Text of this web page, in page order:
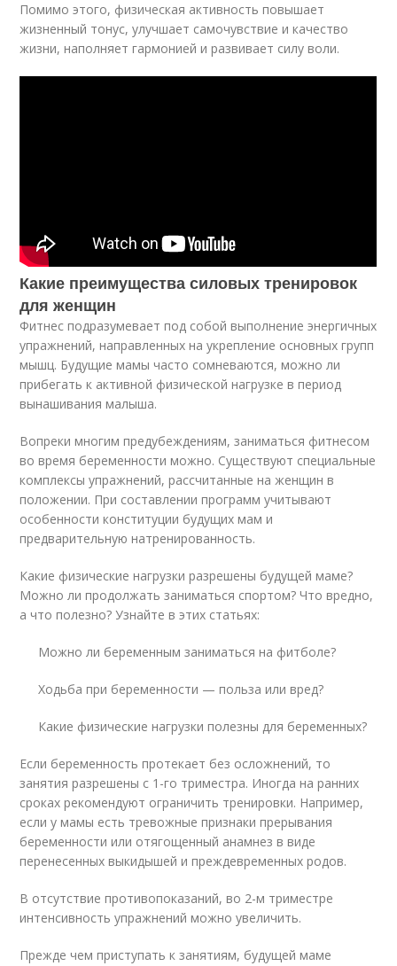
Помимо этого, физическая активность повышает
жизненный тонус, улучшает самочувствие и качество
жизни, наполняет гармонией и развивает силу воли.
Какие преимущества силовых тренировок
для женщин
Фитнес подразумевает под собой выполнение энергичных
упражнений, направленных на укрепление основных групп
мышц. Будущие мамы часто сомневаются, можно ли
прибегать к активной физической нагрузке в период
вынашивания малыша.
Вопреки многим предубеждениям, заниматься фитнесом
во время беременности можно. Существуют специальные
комплексы упражнений, рассчитанные на женщин в
положении. При составлении программ учитывают
особенности конституции будущих мам и
предварительную натренированность.
Какие физические нагрузки разрешены будущей маме?
Можно ли продолжать заниматься спортом? Что вредно,
а что полезно? Узнайте в этих статьях:
Можно ли беременным заниматься на фитболе?
Ходьба при беременности — польза или вред?
Какие физические нагрузки полезны для беременных?
Если беременность протекает без осложнений, то
занятия разрешены с 1-го триместра. Иногда на ранних
сроках рекомендуют ограничить тренировки. Например,
если у мамы есть тревожные признаки прерывания
беременности или отягощенный анамнез в виде
перенесенных выкидышей и преждевременных родов.
В отсутствие противопоказаний, во 2-м триместре
интенсивность упражнений можно увеличить.
Прежде чем приступать к занятиям, будущей маме